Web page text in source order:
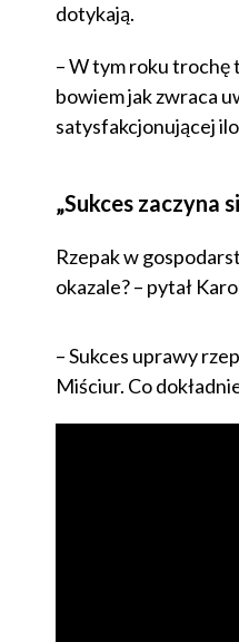
dotykają.
– W tym roku trochę
bowiem jak zwraca
satysfakcjonującej
„Sukces zaczyna
Rzepak w
okazale? – pytał
– Sukces uprawy
Miściur. Co